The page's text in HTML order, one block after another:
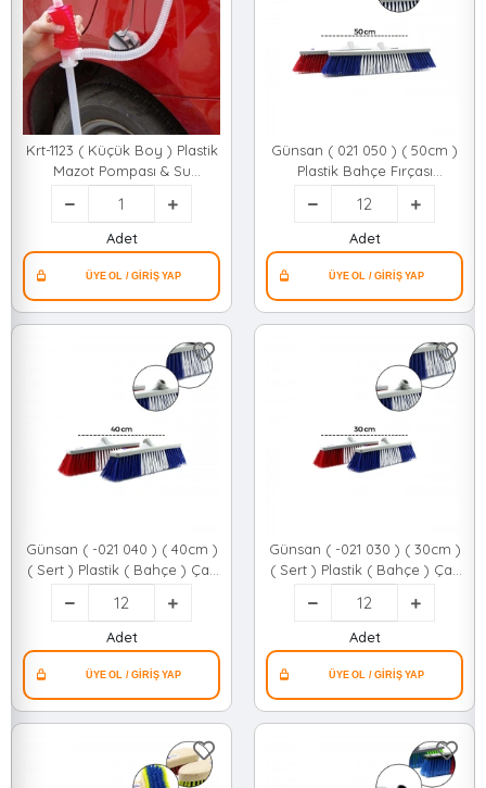
Krt-1123 ( Küçük Boy ) Plastik
Mazot Pompası & Su
Pompası*325
Adet
Günsan ( 021 050 ) ( 50cm )
Plastik Bahçe Fırçası
Sert*12=k
Adet
Günsan ( -021 040 ) ( 40cm )
( Sert ) Plastik ( Bahçe ) Çalı
Fırçası ( Kıl Boyu=8.5cm
)*12=k
Adet
Günsan ( -021 030 ) ( 30cm )
( Sert ) Plastik ( Bahçe ) Çalı
Fırçası ( Kıl Boyu=8.5cm
)*12=k
Adet